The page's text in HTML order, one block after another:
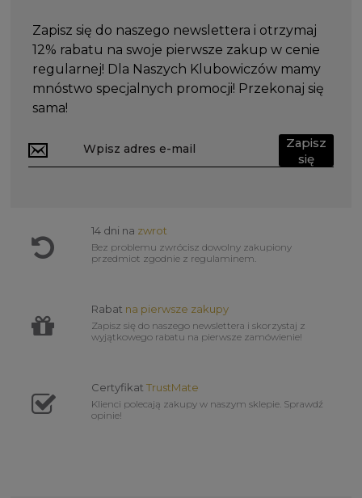
Zapisz się do naszego newslettera i otrzymaj
12% rabatu na swoje pierwsze zakup w cenie
regularnej! Dla Naszych Klubowiczów mamy
mnóstwo specjalnych promocji! Przekonaj się
sama!
Zapisz
się
14 dni na zwrot
Bez problemu zwrócisz dowolny zakupiony
przedmiot zgodnie z regulaminem.
Rabat na pierwsze zakupy
Zapisz się do naszego newslettera i skorzystaj z
wyjątkowego rabatu na pierwsze zamówienie!
Certyfikat TrustMate
Klienci polecają zakupy w naszym sklepie. Sprawdź
opinie!